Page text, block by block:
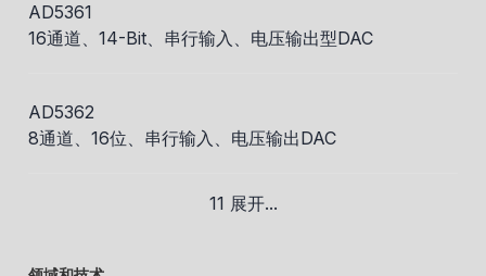
AD5361
16通道、14-Bit、串行输入、电压输出型DAC
AD5362
8通道、16位、串行输入、电压输出DAC
11 展开...